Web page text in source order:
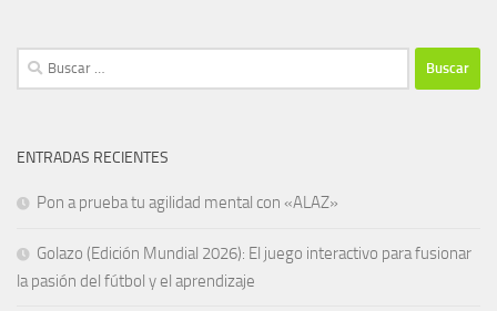
Buscar:
ENTRADAS RECIENTES
Pon a prueba tu agilidad mental con «ALAZ»
Golazo (Edición Mundial 2026): El juego interactivo para fusionar
la pasión del fútbol y el aprendizaje